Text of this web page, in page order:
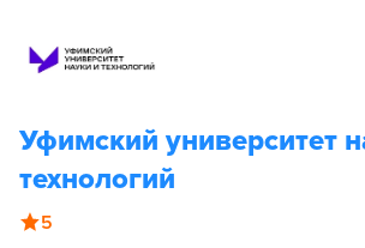
Уфимский университет
технологий
5